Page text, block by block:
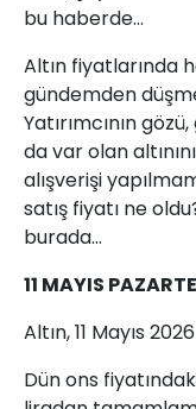
bu haberde...
Altın fiyatlarında
gündemden
Yatırımcının
da var olan
alışverişi
satış fiyatı ne
burada...
11 MAYIS
Altın, 11 Mayıs
Dün ons